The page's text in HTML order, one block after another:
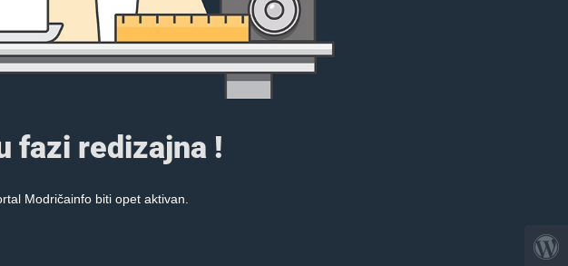
fazi redizajna !
Modričainfo biti opet aktivan.